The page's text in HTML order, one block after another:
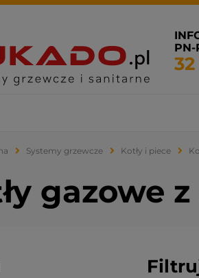
PN-
32
Systemy grzewcze Kotły i piece
gazowe